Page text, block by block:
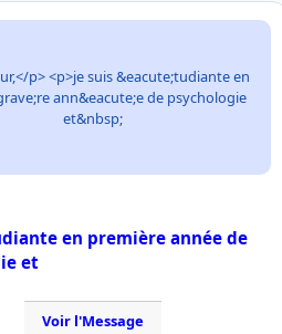
p> <p>je suis &eacute;tudiante en
ann&eacute;e de psychologie
et&nbsp;
en première année de
et
Voir l'Message